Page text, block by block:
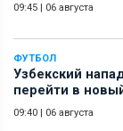
09:45 | 06 августа
ФУТБОЛ
Узбекский
перейти в
09:40 | 06 августа